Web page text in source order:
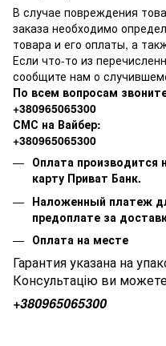
В случае повреждения
заказа необходимо
товара и его оплаты, а
Если что-то из
сообщите нам о
По всем вопросам
+380965065300
СМС на Вайбер:
+380965065300
Оплата производится
карту Приват Банк.
Наложенный платеж
предоплате за
Оплата на месте
Гарантия указана на
Консультацію ви
+380965065300